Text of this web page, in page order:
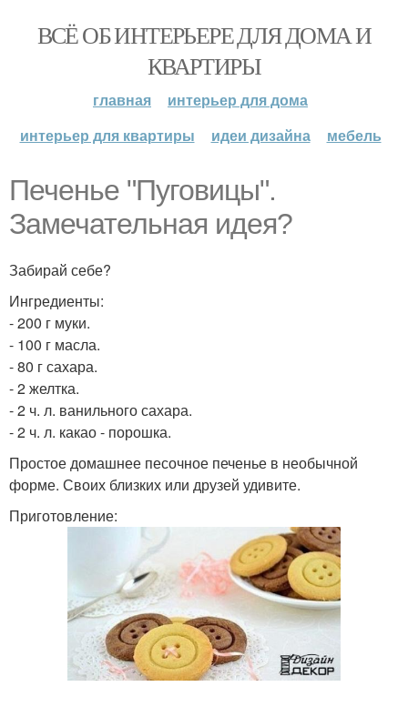
ВСЁ ОБ ИНТЕРЬЕРЕ ДЛЯ ДОМА И
КВАРТИРЫ
главная
интерьер для дома
интерьер для квартиры
идеи дизайна мебель
Печенье "Пуговицы".
Замечательная идея?
Забирай себе?
Ингредиенты:
- 200 г муки.
- 100 г масла.
- 80 г сахара.
- 2 желтка.
- 2 ч. л. ванильного сахара.
- 2 ч. л. какао - порошка.
Простое домашнее песочное печенье в необычной
форме. Своих близких или друзей удивите.
Приготовление: